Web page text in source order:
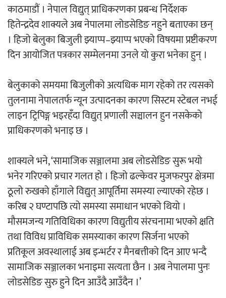
‘ईयुमा डट कम’ले बुधबारदेखि आफ्नो
औपचारिक सेवा सञ्चालनमा
‘आइतबारको अफिस’ को परिचर्चा सम्पन्न
काठमाडौं । नेपाल विद्युत् प्राधिकरणका प्रबन्ध निर्देशक
हितेन्द्रदेव शाक्यले अब नेपालमा लोडसेडिङ नहुने बताएका छन्
। हिजो बेलुका बिजुली झ्याप्प–झ्याप्प भएको विषयमा प्रष्टीकरण
दिन आयोजित पत्रकार सम्मेलनमा उनले यो कुरा भनेका हुन् ।
बेलुकाको समयमा बिजुलीको अत्यधिक माग रहेको तर त्यसको
तुलनामा नेपालतर्फ न्यून उत्पादनका कारण सिस्टम स्टेबल नभई
लाइन ट्रिपिङ्ग भइरहँदा विद्युत् प्रणाली सञ्चालन हुन नसकेको
प्राधिकरणको भनाइ छ ।
शाक्यले भने, ‘सामाजिक सञ्जालमा अब लोडसेडिङ सुरू भयो
भनेर गरिएको प्रचार गलत हो । हिजो ढल्केवर मुजफरपुर क्षेत्रमा
ठूलो रुखको हाँगाले विद्युत् आपूर्तिमा समस्या ल्याएको रहेछ ।
करिब २ घण्टापछि त्यो समस्या समाधान भएको थियो ।
मौसमजन्य गतिविधिका कारण विद्युतीय संरचनामा भएको क्षति
तथा विविध प्राविधिक समस्याका कारण सिर्जना भएको
प्रतिकूल अवस्थालाई अब इन्भर्टर र मैनबत्तीको दिन आए भन्दै
सामाजिक सञ्जालका भनाइमा सत्यता छैन । अब नेपालमा पुनः
लोडसेडिङ सुरु हुने दिन आउँदै आउँदैन ।’